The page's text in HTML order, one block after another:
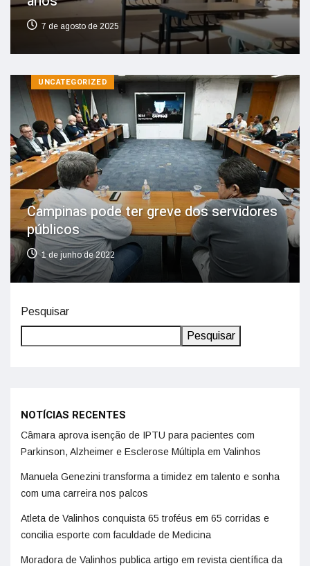
7 de agosto de 2025
UNCATEGORIZED
Campinas pode ter greve dos servidores
públicos
1 de junho de 2022
Pesquisar
Pesquisar
NOTÍCIAS RECENTES
Câmara aprova isenção de IPTU para pacientes com
Parkinson, Alzheimer e Esclerose Múltipla em Valinhos
Manuela Genezini transforma a timidez em talento e sonha
com uma carreira nos palcos
Atleta de Valinhos conquista 65 troféus em 65 corridas e
concilia esporte com faculdade de Medicina
Moradora de Valinhos publica artigo em revista científica da